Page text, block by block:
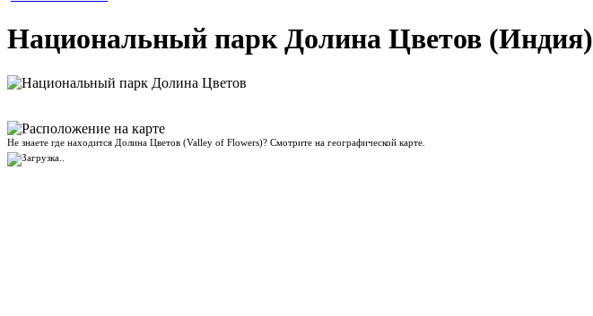
Национальный парк Долина Цветов (Индия)
Не знаете где находится Долина Цветов (Valley of Flowers)? Смотрите на географической карте.